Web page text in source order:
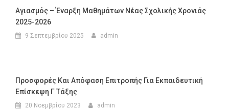
Αγιασμός – Έναρξη Μαθημάτων Νέας Σχολικής Χρονιάς
2025-2026
9 Σεπτεμβρίου 2025 admin
Προσφορές Και Απόφαση Επιτροπής Για Εκπαιδευτική
Επίσκεψη Γ Τάξης
20 Νοεμβρίου 2023 admin